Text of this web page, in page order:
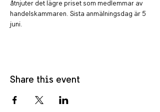
åtnjuter det lägre priset som medlemmar av
handelskammaren. Sista anmälningsdag är 5
juni.
Share this event